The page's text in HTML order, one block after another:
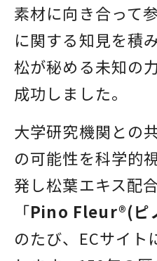
素材に向き合って
に関する知見を積
松が秘める未知の
成功しました。
大学研究機関との
の可能性を科学的
発し松葉エキス配
「Pino Fleur®(ピ
のたび、ECサイト